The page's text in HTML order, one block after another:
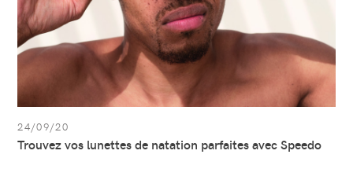
24/09/20
Trouvez vos lunettes de natation parfaites avec Speedo